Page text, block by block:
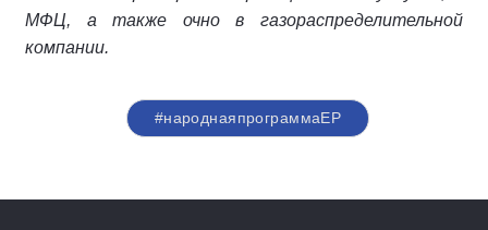
МФЦ, а также очно в газораспределительной
компании.
#народнаяпрограммаЕР